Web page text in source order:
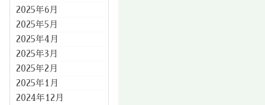
2025年6月
2025年5月
2025年4月
2025年3月
2025年2月
2025年1月
2024年12月